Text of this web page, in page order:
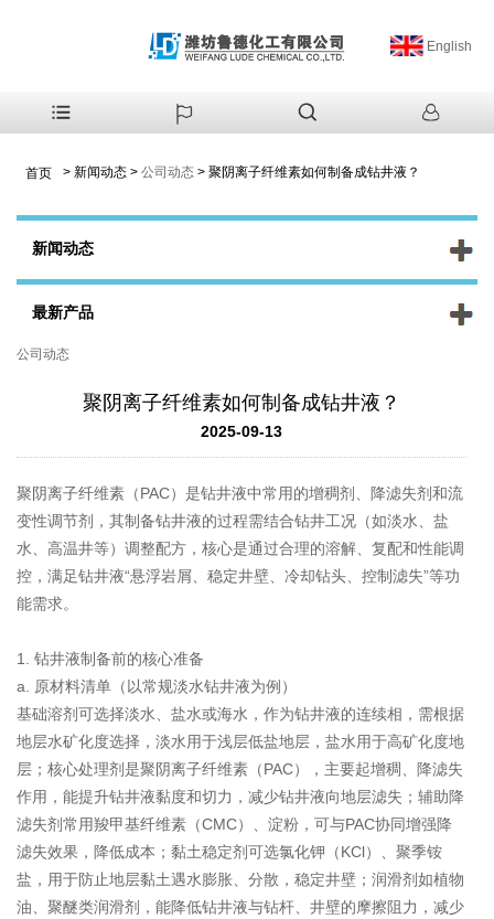
English
首页 > 新闻动态 > 公司动态 > 聚阴离子纤维素如何制备成钻井液？
新闻动态
最新产品
公司动态
聚阴离子纤维素如何制备成钻井液？
2025-09-13
聚阴离子纤维素（PAC）是钻井液中常用的增稠剂、降滤失剂和流
变性调节剂，其制备钻井液的过程需结合钻井工况（如淡水、盐
水、高温井等）调整配方，核心是通过合理的溶解、复配和性能调
控，满足钻井液“悬浮岩屑、稳定井壁、冷却钻头、控制滤失”等功
能需求。
1. 钻井液制备前的核心准备
a. 原材料清单（以常规淡水钻井液为例）
基础溶剂可选择淡水、盐水或海水，作为钻井液的连续相，需根据
地层水矿化度选择，淡水用于浅层低盐地层，盐水用于高矿化度地
层；核心处理剂是聚阴离子纤维素（PAC），主要起增稠、降滤失
作用，能提升钻井液黏度和切力，减少钻井液向地层滤失；辅助降
滤失剂常用羧甲基纤维素（CMC）、淀粉，可与PAC协同增强降
滤失效果，降低成本；黏土稳定剂可选氯化钾（KCl）、聚季铵
盐，用于防止地层黏土遇水膨胀、分散，稳定井壁；润滑剂如植物
油、聚醚类润滑剂，能降低钻井液与钻杆、井壁的摩擦阻力，减少